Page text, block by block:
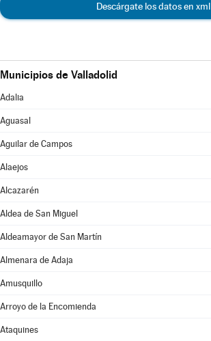
Descárgate los datos en xml
Municipios de Valladolid
Adalia
Aguasal
Aguilar de Campos
Alaejos
Alcazarén
Aldea de San Miguel
Aldeamayor de San Martín
Almenara de Adaja
Amusquillo
Arroyo de la Encomienda
Ataquines